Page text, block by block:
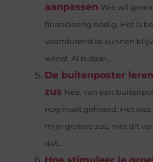
aanpassen Wie wil
financiering nodig. Het is
voortdurend te kunnen
wenst. Al is daar...
De buitenposter
zus Nee, van een
nog nooit gehoord. Het was
mijn grotere zus, met dit
dat...